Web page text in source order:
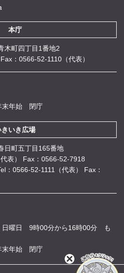
本庁
町四丁目1番地2
Fax：0566-52-1110（代表）
末年始 閉庁
きいき広場
町五丁目165番地
表）
Fax：0566-52-7918
：0566-52-1111（代表）
Fax：
日曜日 9時00分から16時00分 も
末年始 閉庁
閉